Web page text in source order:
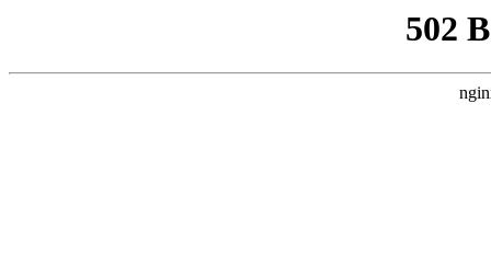
502